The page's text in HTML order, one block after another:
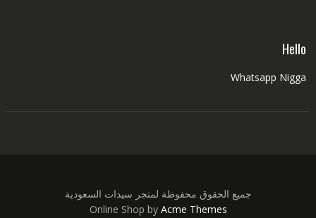
Hello
Whatsapp Nigga
جميع الحقوق محفوظة لمتجر سيدات السعودية
Online Shop by Acme Themes